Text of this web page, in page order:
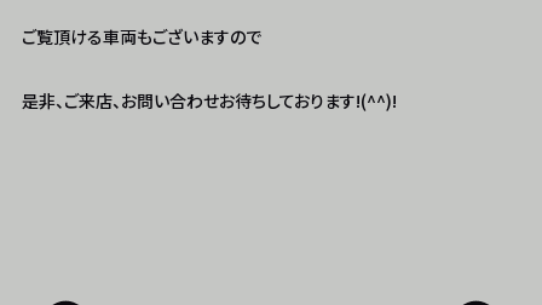
ご覧頂ける車両もございますので
是非、ご来店、お問い合わせお待ちしております!(^^)!